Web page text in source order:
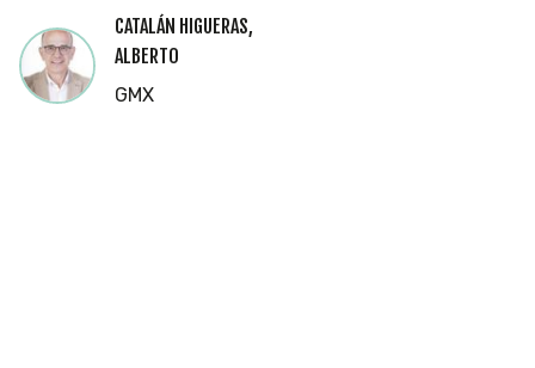
CATALÁN HIGUERAS,
ALBERTO
GMX